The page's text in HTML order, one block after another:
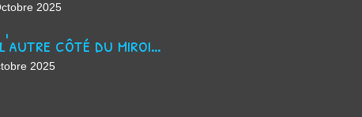
2025
De l'autre côté du miroir - chanson suno ai
2025